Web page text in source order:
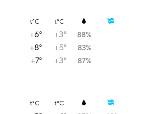
t°C t°C
+6° +3° 88%
+8° +5° 83%
+7° +3° 87%
t°C t°C